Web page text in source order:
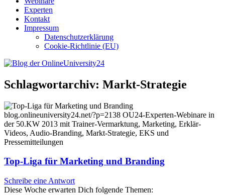
Experten
Kontakt
Impressum
Datenschutzerklärung
Cookie-Richtlinie (EU)
Schlagwortarchiv: Markt-Strategie
Top-Liga für Marketing und Branding
Schreibe eine Antwort
Diese Woche erwarten Dich folgende Themen: